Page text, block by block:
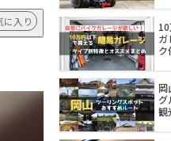
に入り
ガ
ク
岡
グ
観